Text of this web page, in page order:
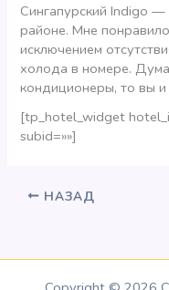
Сингапурский Indigo
районе. Мне
исключением
холода в номере.
кондиционеры, то вы и
[tp_hotel_widget
subid=»»]
НАЗАД